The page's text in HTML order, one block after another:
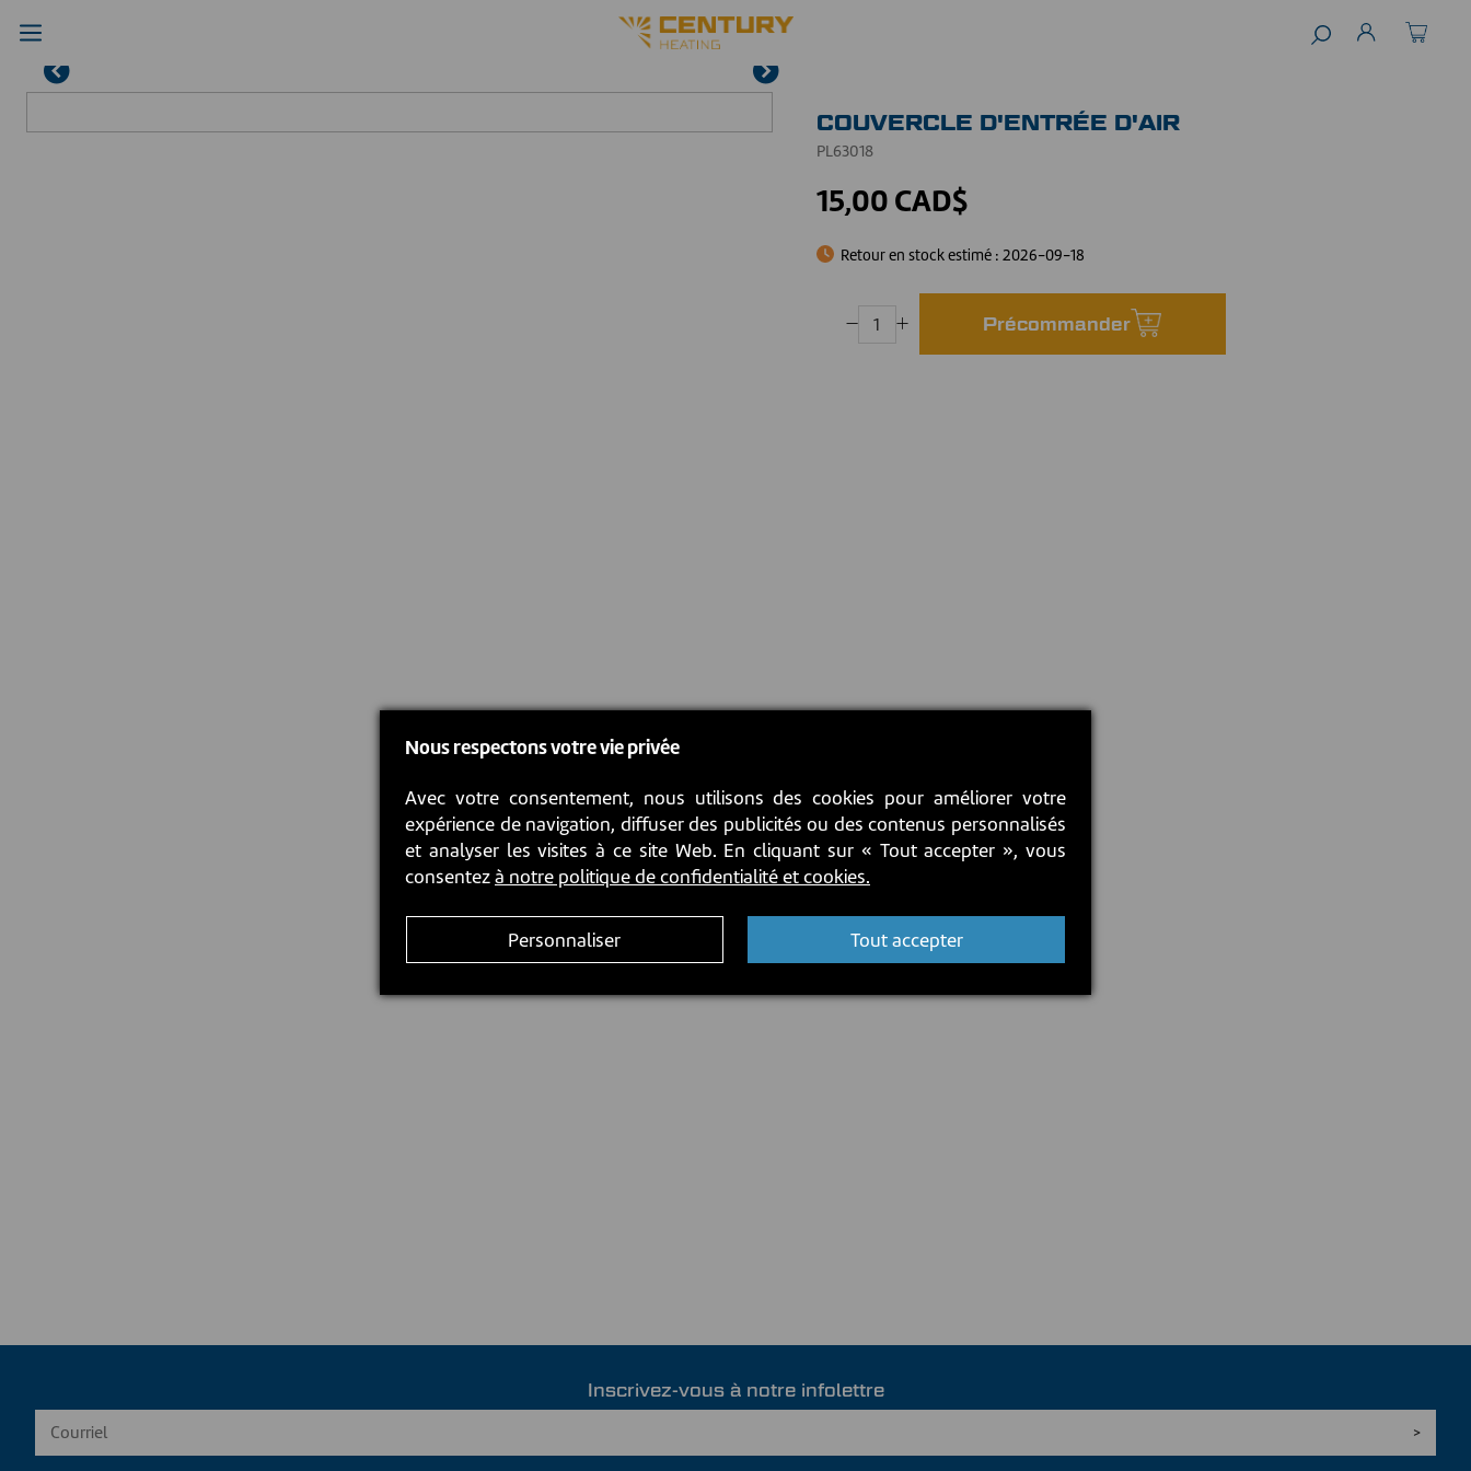
COUVERCLE D'ENTRÉE D'AIR
PL63018
15,00 CAD$
Retour en stock estimé :2026-09-18
Précommander
Inscrivez-vous à notre infolettre
Nous respectons votre vie privée
Avec votre consentement, nous utilisons des cookies pour améliorer votre
expérience de navigation, diffuser des publicités ou des contenus personnalisés
et analyser les visites à ce site Web. En cliquant sur « Tout accepter », vous
consentezà notre politique de confidentialité et cookies.
Personnaliser Tout accepter